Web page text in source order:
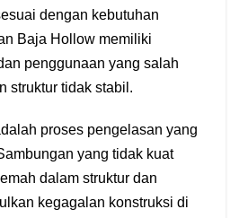
dengan kebutuhan
Baja Hollow memiliki
penggunaan yang salah
struktur tidak stabil.
proses pengelasan yang
yang tidak kuat
dalam struktur dan
kegagalan konstruksi di